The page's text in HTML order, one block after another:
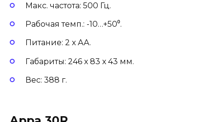
Макс. частота: 500 Гц.
Рабочая темп.: -10…+50⁰.
Питание: 2 х АА.
Габариты: 246 х 83 х 43 мм.
Вес: 388 г.